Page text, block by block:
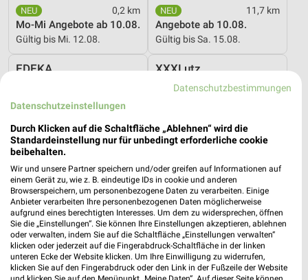
0,2 km
Mo-Mi Angebote ab 10.08.
Gültig bis Mi. 12.08.
11,7 km
Angebote ab 10.08.
Gültig bis Sa. 15.08.
EDEKA
6,5 km
XXXLutz
56,8 km
Datenschutzbestimmungen
Datenschutzeinstellungen
Durch Klicken auf die Schaltfläche „Ablehnen“ wird die
Standardeinstellung nur für unbedingt erforderliche cookie
beibehalten.
Wir und unsere Partner speichern und/oder greifen auf Informationen auf
einem Gerät zu, wie z. B. eindeutige IDs in cookie und anderen
Browserspeichern, um personenbezogene Daten zu verarbeiten. Einige
Anbieter verarbeiten Ihre personenbezogenen Daten möglicherweise
aufgrund eines berechtigten Interesses. Um dem zu widersprechen, öffnen
Sie die „Einstellungen“. Sie können Ihre Einstellungen akzeptieren, ablehnen
oder verwalten, indem Sie auf die Schaltfläche „Einstellungen verwalten“
klicken oder jederzeit auf die Fingerabdruck-Schaltfläche in der linken
unteren Ecke der Website klicken. Um Ihre Einwilligung zu widerrufen,
klicken Sie auf den Fingerabdruck oder den Link in der Fußzeile der Website